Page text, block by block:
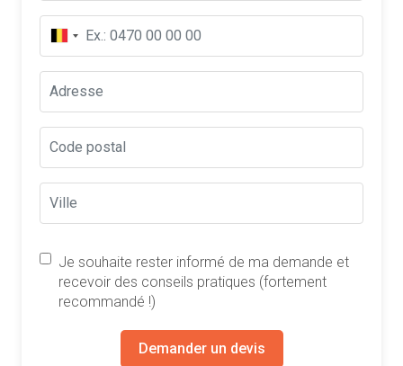
Je souhaite rester informé de ma demande et
recevoir des conseils pratiques (fortement
recommandé !)
Demander un devis